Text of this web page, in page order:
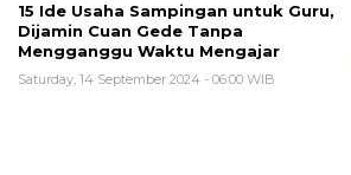
15 Ide Usaha Sampingan untuk Guru,
Dijamin Cuan Gede Tanpa
Mengganggu Waktu Mengajar
Saturday, 14 September 2024 - 06:00 WIB